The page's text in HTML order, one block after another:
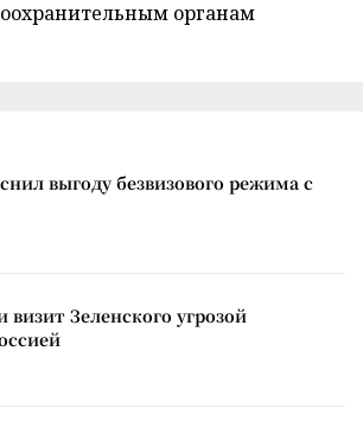
органам
выгоду безвизового режима с
визит Зеленского угрозой